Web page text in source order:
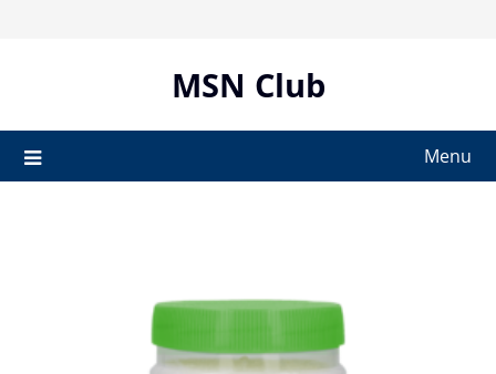
MSN Club
Menu